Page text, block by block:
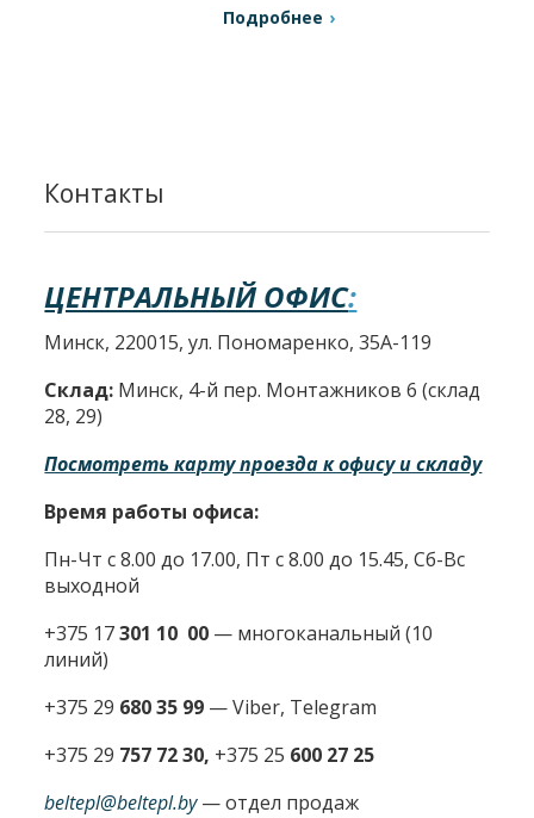
Подробнее
Контакты
ЦЕНТРАЛЬНЫЙ ОФИС:
Минск, 220015, ул. Пономаренко, 35А-119
Склад: Минск, 4-й пер. Монтажников 6 (склад
28, 29)
Посмотреть карту проезда к офису и складу
Время работы офиса:
Пн-Чт с 8.00 до 17.00, Пт с 8.00 до 15.45, Сб-Вс
выходной
+375 17301 10 00 — многоканальный (10
линий)
+375 29 680 35 99 — Viber, Telegram
+375 29 757 72 30, +375 25 600 27 25
beltepl@beltepl.by— отдел продаж